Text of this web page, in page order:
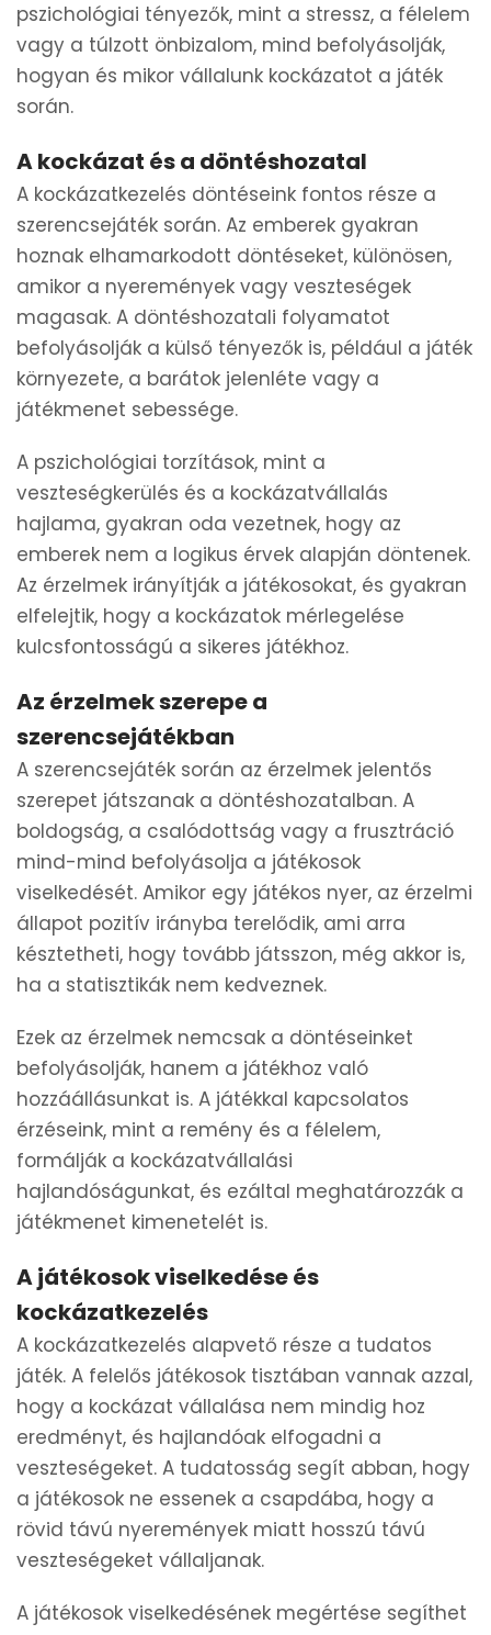
pszichológiai tényezők, mint a stressz, a félelem
vagy a túlzott önbizalom, mind befolyásolják,
hogyan és mikor vállalunk kockázatot a játék
során.
A kockázat és a döntéshozatal
A kockázatkezelés döntéseink fontos része a
szerencsejáték során. Az emberek gyakran
hoznak elhamarkodott döntéseket, különösen,
amikor a nyeremények vagy veszteségek
magasak. A döntéshozatali folyamatot
befolyásolják a külső tényezők is, például a játék
környezete, a barátok jelenléte vagy a
játékmenet sebessége.
A pszichológiai torzítások, mint a
veszteségkerülés és a kockázatvállalás
hajlama, gyakran oda vezetnek, hogy az
emberek nem a logikus érvek alapján döntenek.
Az érzelmek irányítják a játékosokat, és gyakran
elfelejtik, hogy a kockázatok mérlegelése
kulcsfontosságú a sikeres játékhoz.
Az érzelmek szerepe a
szerencsejátékban
A szerencsejáték során az érzelmek jelentős
szerepet játszanak a döntéshozatalban. A
boldogság, a csalódottság vagy a frusztráció
mind-mind befolyásolja a játékosok
viselkedését. Amikor egy játékos nyer, az érzelmi
állapot pozitív irányba terelődik, ami arra
késztetheti, hogy tovább játsszon, még akkor is,
ha a statisztikák nem kedveznek.
Ezek az érzelmek nemcsak a döntéseinket
befolyásolják, hanem a játékhoz való
hozzáállásunkat is. A játékkal kapcsolatos
érzéseink, mint a remény és a félelem,
formálják a kockázatvállalási
hajlandóságunkat, és ezáltal meghatározzák a
játékmenet kimenetelét is.
A játékosok viselkedése és
kockázatkezelés
A kockázatkezelés alapvető része a tudatos
játék. A felelős játékosok tisztában vannak azzal,
hogy a kockázat vállalása nem mindig hoz
eredményt, és hajlandóak elfogadni a
veszteségeket. A tudatosság segít abban, hogy
a játékosok ne essenek a csapdába, hogy a
rövid távú nyeremények miatt hosszú távú
veszteségeket vállaljanak.
A játékosok viselkedésének megértése segíthet